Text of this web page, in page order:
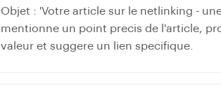
Objet : 'Votre article sur le netlinking -
mentionne un point precis de l'article,
valeur et suggere un lien specifique.